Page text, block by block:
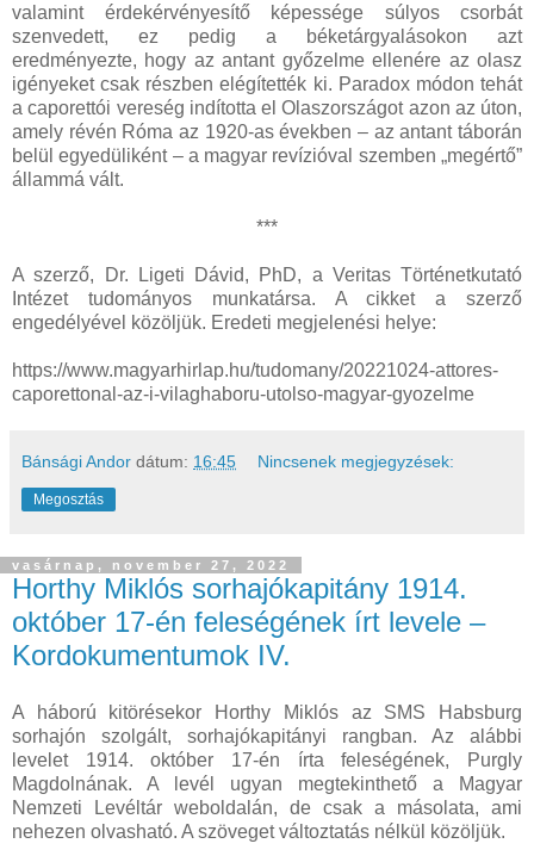
valamint érdekérvényesítő képessége súlyos csorbát
szenvedett, ez pedig a béketárgyalásokon azt
eredményezte, hogy az antant győzelme ellenére az olasz
igényeket csak részben elégítették ki. Paradox módon tehát
a caporettói vereség indította el Olaszországot azon az úton,
amely révén Róma az 1920-as években ‒ az antant táborán
belül egyedüliként – a magyar revízióval szemben „megértő”
állammá vált.
***
A szerző, Dr. Ligeti Dávid, PhD, a Veritas Történetkutató
Intézet tudományos munkatársa. A cikket a szerző
engedélyével közöljük. Eredeti megjelenési helye:
https://www.magyarhirlap.hu/tudomany/20221024-attores-
caporettonal-az-i-vilaghaboru-utolso-magyar-gyozelme
Bánsági Andor dátum: 16:45 Nincsenek megjegyzések:
Megosztás
vasárnap, november 27, 2022
Horthy Miklós sorhajókapitány 1914.
október 17-én feleségének írt levele –
Kordokumentumok IV.
A háború kitörésekor Horthy Miklós az SMS Habsburg
sorhajón szolgált, sorhajókapitányi rangban. Az alábbi
levelet 1914. október 17-én írta feleségének, Purgly
Magdolnának. A levél ugyan megtekinthető a Magyar
Nemzeti Levéltár weboldalán, de csak a másolata, ami
nehezen olvasható. A szöveget változtatás nélkül közöljük.